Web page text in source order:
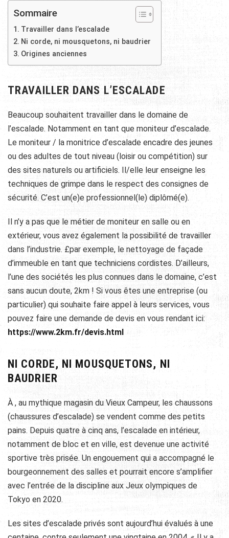
Sommaire
Travailler dans l’escalade
Ni corde, ni mousquetons, ni baudrier
Origines anciennes
TRAVAILLER DANS L’ESCALADE
Beaucoup souhaitent travailler dans le domaine de
l’escalade. Notamment en tant que moniteur d’escalade.
Le moniteur / la monitrice d’escalade encadre des jeunes
ou des adultes de tout niveau (loisir ou compétition) sur
des sites naturels ou artificiels. Il/elle leur enseigne les
techniques de grimpe dans le respect des consignes de
sécurité. C’est un(e)e professionnel(le) diplômé(e).
Il n’y a pas que le métier de moniteur en salle ou en
extérieur, vous avez également la possibilité de travailler
dans l’industrie. £par exemple, le nettoyage de façade
d’immeuble en tant que techniciens cordistes. D’ailleurs,
l’une des sociétés les plus connues dans le domaine, c’est
sans aucun doute, 2km ! Si vous êtes une entreprise (ou
particulier) qui souhaite faire appel à leurs services, vous
pouvez faire une demande de devis en vous rendant ici:
https://www.2km.fr/devis.html
NI CORDE, NI MOUSQUETONS, NI
BAUDRIER
À , au mythique magasin du Vieux Campeur, les chaussons
(chaussures d’escalade) se vendent comme des petits
pains. Depuis quatre à cinq ans, l’escalade en intérieur,
notamment de bloc et en ville, est devenue une activité
sportive très prisée. Un engouement qui a accompagné le
bourgeonnement des salles et pourrait encore s’amplifier
avec l’entrée de la discipline aux Jeux olympiques de
Tokyo en 2020.
Les sites d’escalade privés sont aujourd’hui évalués à une